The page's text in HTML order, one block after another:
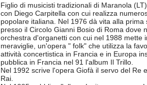
Figlio di musicisti tradizionali di Maranola
con Diego Carpitella con cui realizza
popolare italiana. Nel 1976 dà vita alla
presso il Circolo Gianni Bosio di Roma dove
orchestra d'organetti con cui nel 1988 mette
meraviglie, un'opera " folk" che utilizza la
attività concertistica in Francia e in Europa
pubblica in Francia nel 91 l'album Il Trillo.
Nel 1992 scrive l'opera Giofà il servo del Re
Rai.